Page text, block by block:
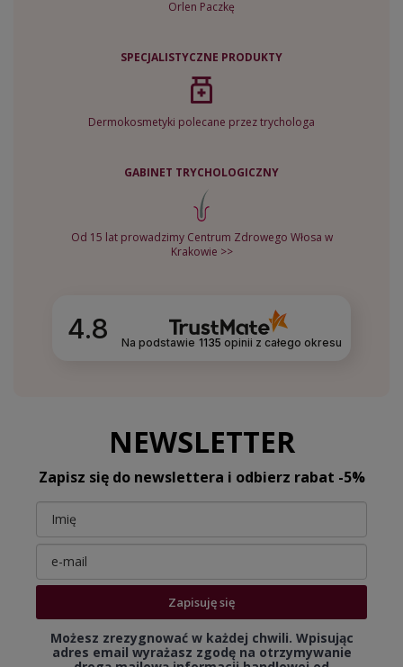
Orlen Paczkę
SPECJALISTYCZNE PRODUKTY
Dermokosmetyki polecane przez trychologa
GABINET TRYCHOLOGICZNY
Od 15 lat prowadzimy Centrum Zdrowego Włosa w
Krakowie >>
4.8 Na podstawie 1135 opinii z całego okresu
NEWSLETTER
Zapisz się do newslettera i odbierz rabat -5%
Zapisuję się
Możesz zrezygnować w każdej chwili. Wpisując
adres email wyrażasz zgodę na otrzymywanie